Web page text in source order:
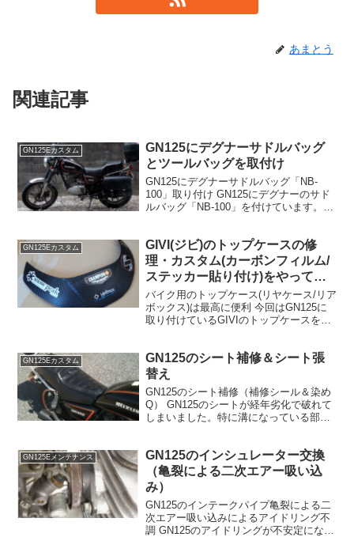
あまとう
関連記事
GN125Eカスタム
GN125にデグナーサドルバッグ
とツールバッグを取付け
GN125にデグナーサドルバッグ「NB-
100」取り付け GN125にデグナーのサド
ルバッグ「NB-100」を付けています。日
イプを付けています。 タンデムステップ
の手...
GN125Eカスタム
GIVI(ジビ)のトップケースの修
理・カスタム(カーボンフィルム/
ステッカー貼り付け)をやってみ
た
バイク用のトップケース(リヤケース/リア
ボックス)は最高に便利 今回はGN125に
取り付けているGIVIのトップケースを取
トップケースが無い状態の方がバイクの
シルエッ...
GN125Eカスタム
GN125のシート補修＆シート張
替え
GN125のシート補修（補修シール＆染め
Q） GN125のシートが経年劣化で破れて
しまいました。特に溝になっている部分
雨水や湿気を吸い込んで、座った時にお
尻が濡れてし...
GN125Eメンテナンス
GN125のインシュレーター交換
（亀裂による二次エアー吸い込
み）
GN125のインテークパイプ亀裂による二
次エアー吸い込みによるアイドリング不
調 GN125のアイドリングが不安定になっ